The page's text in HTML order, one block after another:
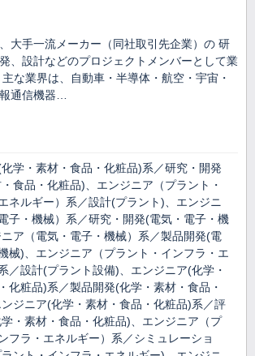
大手一流メーカー（同社取引先企業）の 研
、設計などのプロジェクトメンバーとして業
な業界は、自動車・半導体・航空・宇宙・
通信機器…
学・素材・食品・化粧品)系／研究・開発
食品・化粧品)、エンジニア（プラント・
ネルギー）系／設計(プラント)、エンジニ
子・機械）系／研究・開発(電気・電子・機
ア（電気・電子・機械）系／製品開発(電
械)、エンジニア（プラント・インフラ・エ
／設計(プラント設備)、エンジニア(化学・
化粧品)系／製品開発(化学・素材・食品・
ジニア(化学・素材・食品・化粧品)系／評
・素材・食品・化粧品)、エンジニア（プ
フラ・エネルギー）系／シミュレーショ